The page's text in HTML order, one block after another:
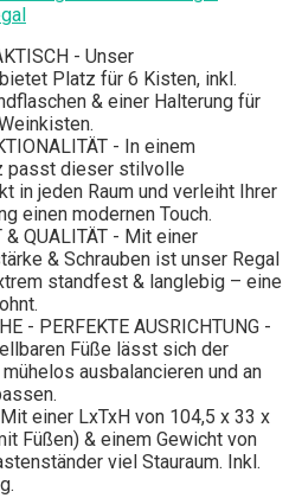
- Unser
Platz für 6 Kisten, inkl.
& einer Halterung für
- In einem
passt dieser stilvolle
in jeden Raum und verleiht Ihrer
einen modernen Touch.
& QUALITÄT - Mit einer
& Schrauben ist unser Regal
standfest & langlebig – eine
- PERFEKTE AUSRICHTUNG -
Füße lässt sich der
ausbalancieren und an
einer LxTxH von 104,5 x 33 x
Füßen) & einem Gewicht von
viel Stauraum. Inkl.